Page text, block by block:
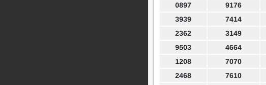
0897
9176
3939
7414
2362
3149
9503
4664
1208
7070
2468
7610